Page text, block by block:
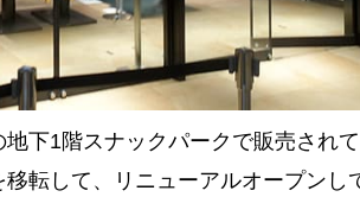
下1階スナックパークで販売され
転して、リニューアルオープンし